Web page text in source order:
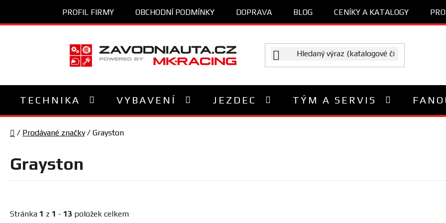
obsah
PROFIL FIRMY OBCHODNÍ PODMÍNKY DOPRAVA BLOG CENÍKY A KATALOGY
TECHNIKA VYBAVENÍ JEZDEC TÝM A SERVIS
Domů
/ Prodávané značky / Grayston
Grayston
Stránka 1 z 1 - 13 položek celkem